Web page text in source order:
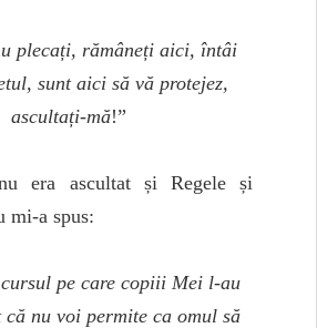
plecați, rămâneți aici, întâi
sunt aici să vă protejez,
ascultați-mă!”
era ascultat și Regele și
mi-a spus:
cursul pe care copiii Mei l-au
nu voi permite ca omul să